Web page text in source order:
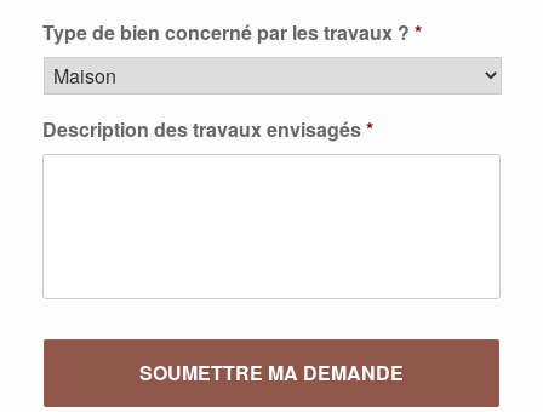
Type de bien concerné par les travaux ? *
Description des travaux envisagés*